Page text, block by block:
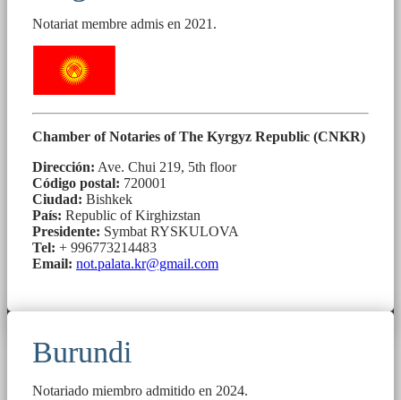
Notariat membre admis en 2021.
Chamber of Notaries of The Kyrgyz Republic (CNKR)
Dirección: Ave. Chui 219, 5th floor
Código postal: 720001
Ciudad: Bishkek
País: Republic of Kirghizstan
Presidente: Symbat RYSKULOVA
Tel: + 996773214483
Email: not.palata.kr@gmail.com
Burundi
Notariado miembro admitido en 2024.